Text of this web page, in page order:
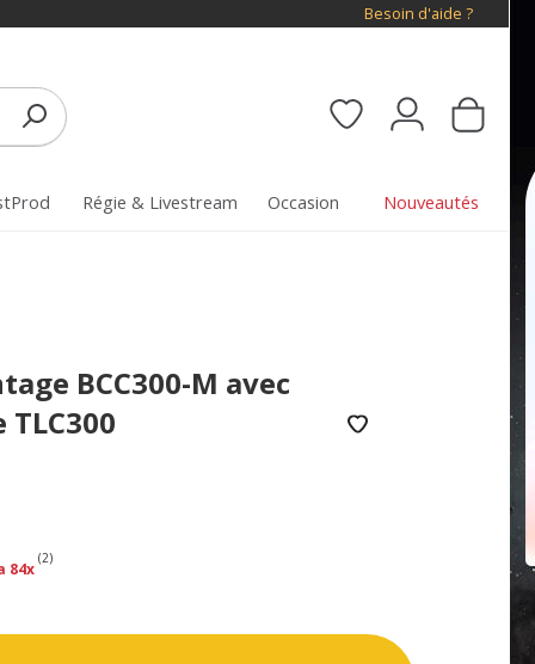
Besoin d'aide ?
Régie & Livestream Occasion Nouveautés
BCC300-M avec
84x
(2)